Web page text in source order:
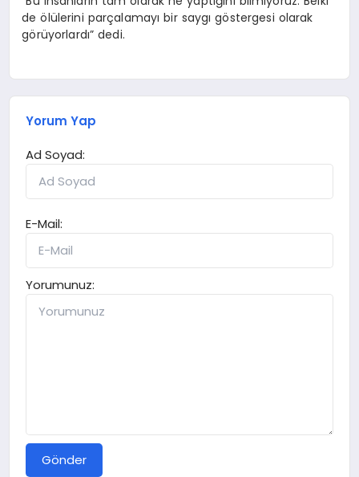
de ölülerini parçalamayı bir saygı göstergesi olarak
görüyorlardı” dedi.
Yorum Yap
Ad Soyad:
E-Mail:
Yorumunuz:
Gönder